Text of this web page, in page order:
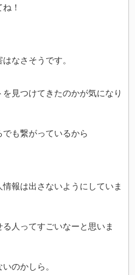
！
なさそうです。
見つけてきたのかが気になり
も繋がっているから
報は出さないようにしていま
人ってすごいなーと思いま
のかしら。